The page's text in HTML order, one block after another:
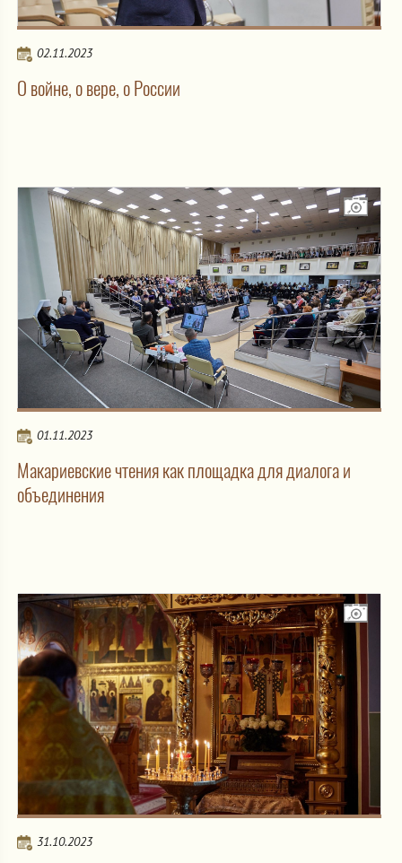
02.11.2023
О войне, о вере, о России
01.11.2023
Макариевские чтения как площадка для диалога и
объединения
31.10.2023